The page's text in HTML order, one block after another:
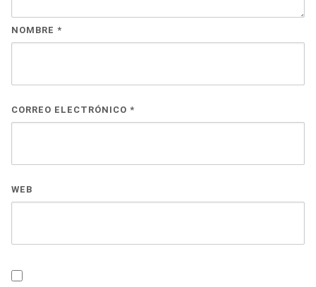
NOMBRE *
CORREO ELECTRÓNICO *
WEB